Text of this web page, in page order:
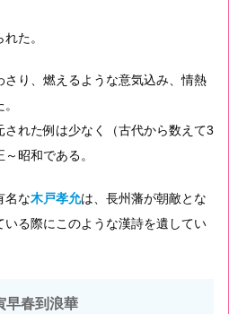
た。
さり、燃えるような意気込み、情熱
された例は少なく（古代から数えて3
昭和である。
名な木戸孝允は、長州藩が朝敵とな
いる際にこのような漢詩を遺してい
早春到浪華